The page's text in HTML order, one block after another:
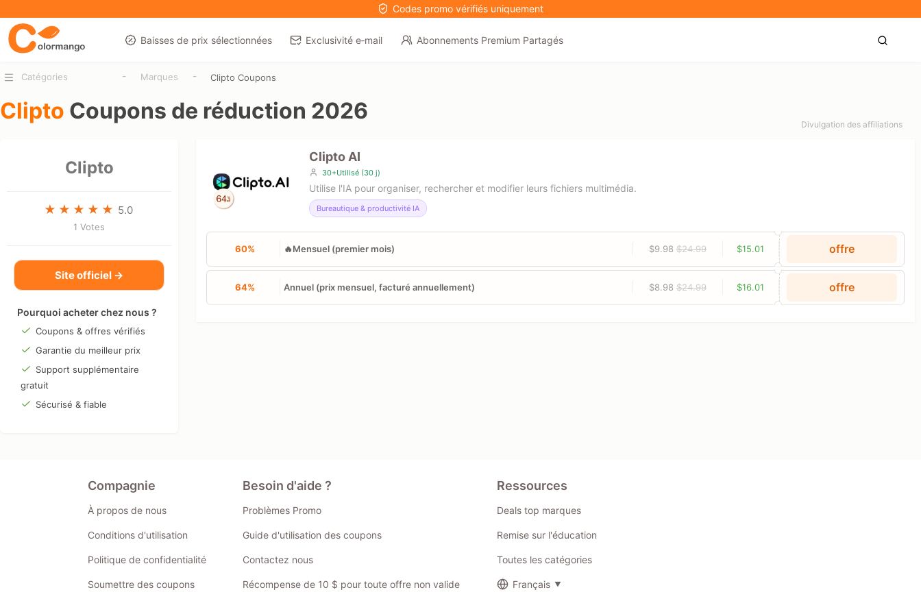
Codes promo vérifiés uniquement
Baisses de prix sélectionnées Exclusivité e‑mail Abonnements Premium Partagés
Catégories - Marques - Clipto Coupons
Clipto Coupons de réduction 2026
Divulgation des affiliations
Clipto
5.0
1 Votes
Site officiel →
Pourquoi acheter chez nous ?
Coupons & offres vérifiés
Garantie du meilleur prix
Support supplémentaire
gratuit
Sécurisé & fiable
Clipto AI
30+Utilisé (30 j)
Utilise l'IA pour organiser, rechercher et modifier leurs fichiers multimédia.
Bureautique & productivité IA
60% 🔥Mensuel (premier mois) $9.98 $24.99 $15.01 offre
64% Annuel (prix mensuel, facturé annuellement) $8.98 $24.99 $16.01 offre
Compagnie
À propos de nous
Conditions d'utilisation
Politique de confidentialité
Soumettre des coupons
Besoin d'aide ?
Problèmes Promo
Guide d'utilisation des coupons
Contactez nous
Récompense de 10 $ pour toute offre non valide
Ressources
Deals top marques
Remise sur l'éducation
Toutes les catégories
Français